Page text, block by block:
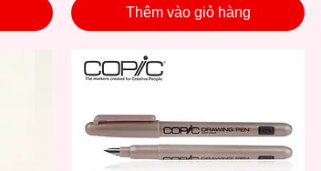
Thêm vào giỏ hàng